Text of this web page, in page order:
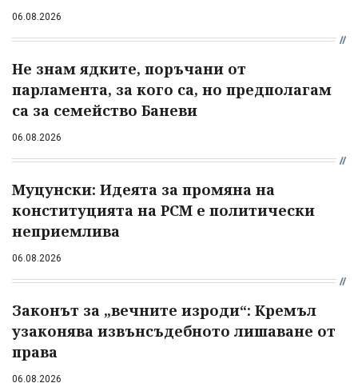
06.08.2026
Не знам ядките, поръчани от
парламента, за кого са, но предполагам
са за семейство Баневи
06.08.2026
Муцунски: Идеята за промяна на
конституцията на РСМ е политически
неприемлива
06.08.2026
Законът за „вечните изроди“: Кремъл
узаконява извънсъдебното лишаване от
права
06.08.2026